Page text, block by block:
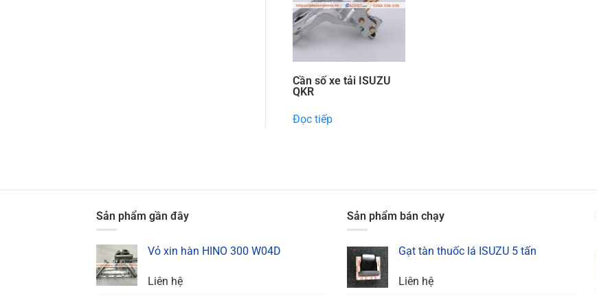
Cần số xe tải ISUZU
QKR
Đọc tiếp
Sản phẩm gần đây
Vỏ xin hàn HINO 300 W04D
Liên hệ
Sản phẩm bán chạy
Gạt tàn thuốc lá ISUZU 5 tấn
Liên hệ